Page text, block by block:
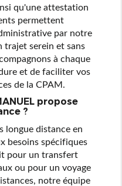
qu'une attestation
permettent
par notre
trajet serein et sans
à chaque
et de faciliter vos
de la CPAM.
propose
?
longue distance en
besoins spécifiques
pour un transfert
ou pour un voyage
notre équipe